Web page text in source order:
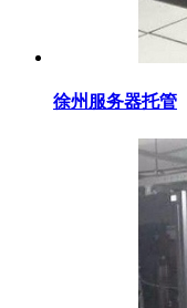
徐州服务器托管